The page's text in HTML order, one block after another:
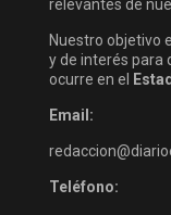
relevantes de
Nuestro objetivo
y de interés para
ocurre en el
Email:
Teléfono: